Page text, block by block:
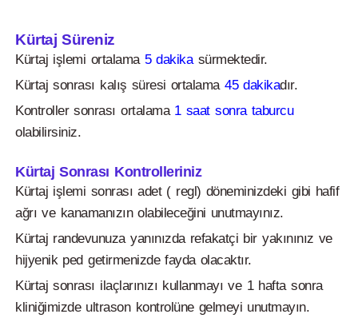
Kürtaj Süreniz
Kürtaj işlemi ortalama 5 dakikasürmektedir.
Kürtaj sonrası kalış süresi ortalama45 dakikadır.
Kontroller sonrası ortalama 1 saat sonra taburcu
olabilirsiniz.
Kürtaj Sonrası Kontrolleriniz
Kürtaj işlemi sonrası adet ( regl) döneminizdeki gibi hafif
ağrı ve kanamanızın olabileceğini unutmayınız.
Kürtaj randevunuza yanınızda refakatçi bir yakınınız ve
hijyenik ped getirmenizde fayda olacaktır.
Kürtaj sonrası ilaçlarınızı kullanmayı ve 1 hafta sonra
kliniğimizde ultrason kontrolüne gelmeyi unutmayın.